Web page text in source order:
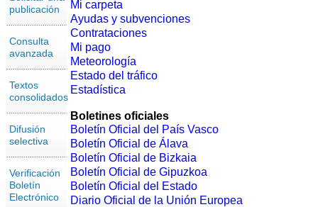
publicación
Consulta
avanzada
Textos
consolidados
Difusión
selectiva
Verificación
Boletín
Electrónico
Mi carpeta
Ayudas y subvenciones
Contrataciones
Mi pago
Meteorología
Estado del tráfico
Estadística
Boletines oficiales
Boletín Oficial del País Vasco
Boletín Oficial de Álava
Boletín Oficial de Bizkaia
Boletín Oficial de Gipuzkoa
Boletín Oficial del Estado
Diario Oficial de la Unión Europea